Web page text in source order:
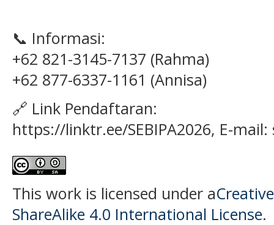
📞 Informasi:
+62 821-3145-7137 (Rahma)
+62 877-6337-1161 (Annisa)
🔗 Link Pendaftaran:
https://linktr.ee/SEBIPA2026, E-
This work is licensed under a
ShareAlike 4.0 International License.